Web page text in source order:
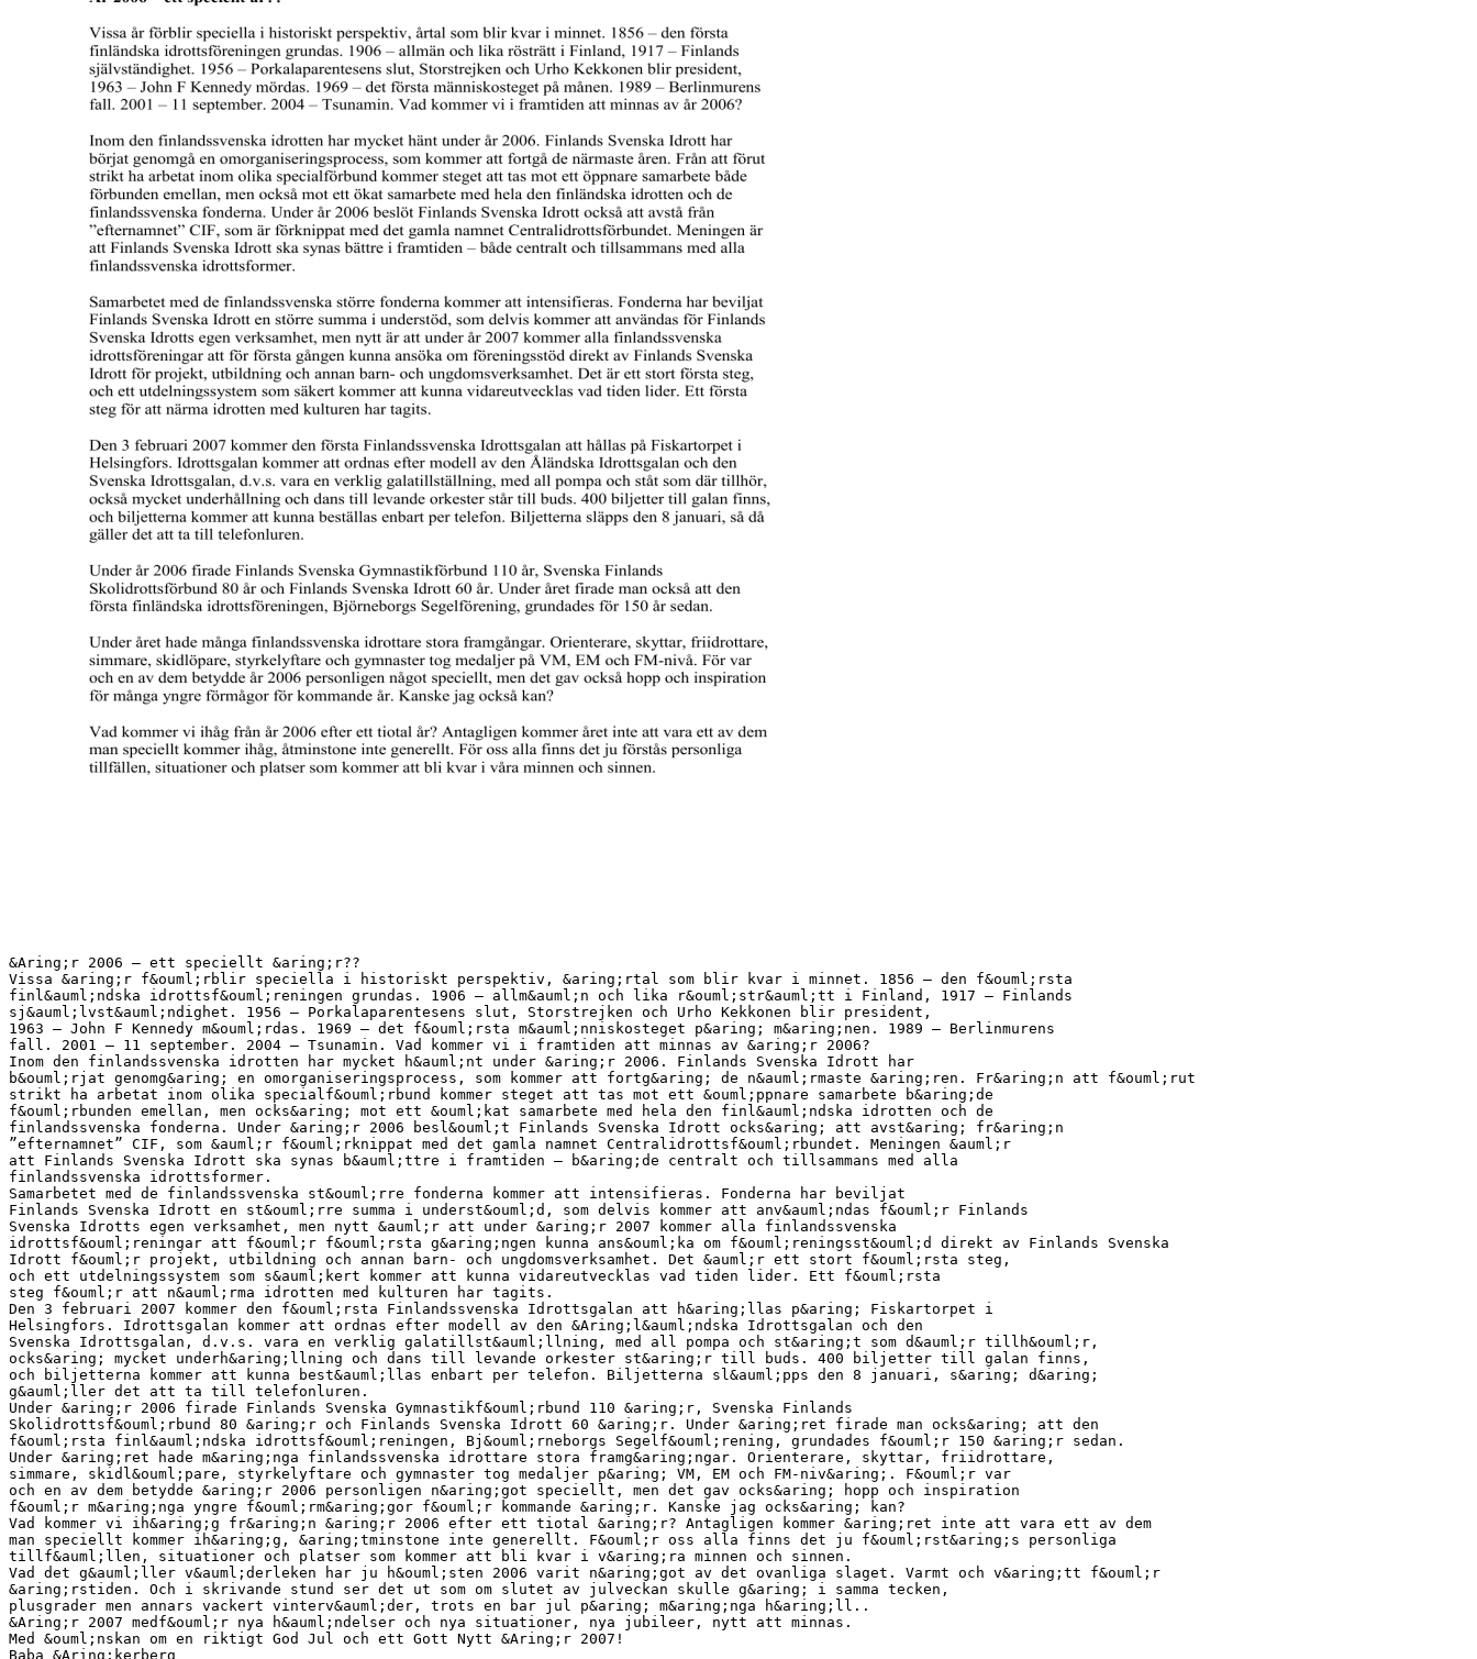
&Aring;r 2006 – ett speciellt &aring;r??
Vissa &aring;r f&ouml;rblir speciella i historiskt perspektiv, &aring;rtal som blir kvar i minnet. 1856 – den f&ouml;rsta
finl&auml;ndska idrottsf&ouml;reningen grundas. 1906 – allm&auml;n och lika r&ouml;str&auml;tt i Finland, 1917 – Finlands
sj&auml;lvst&auml;ndighet. 1956 – Porkalaparentesens slut, Storstrejken och Urho Kekkonen blir president,
1963 – John F Kennedy m&ouml;rdas. 1969 – det f&ouml;rsta m&auml;nniskosteget p&aring; m&aring;nen. 1989 – Berlinmurens
fall. 2001 – 11 september. 2004 – Tsunamin. Vad kommer vi i framtiden att minnas av &aring;r 2006?
Inom den finlandssvenska idrotten har mycket h&auml;nt under &aring;r 2006. Finlands Svenska Idrott har
b&ouml;rjat genomg&aring; en omorganiseringsprocess, som kommer att fortg&aring; de n&auml;rmaste &aring;ren. Fr&aring;n att f&ouml;rut
strikt ha arbetat inom olika specialf&ouml;rbund kommer steget att tas mot ett &ouml;ppnare samarbete b&aring;de
f&ouml;rbunden emellan, men ocks&aring; mot ett &ouml;kat samarbete med hela den finl&auml;ndska idrotten och de
finlandssvenska fonderna. Under &aring;r 2006 besl&ouml;t Finlands Svenska Idrott ocks&aring; att avst&aring; fr&aring;n
”efternamnet” CIF, som &auml;r f&ouml;rknippat med det gamla namnet Centralidrottsf&ouml;rbundet. Meningen &auml;r
att Finlands Svenska Idrott ska synas b&auml;ttre i framtiden – b&aring;de centralt och tillsammans med alla
finlandssvenska idrottsformer.
Samarbetet med de finlandssvenska st&ouml;rre fonderna kommer att intensifieras. Fonderna har beviljat
Finlands Svenska Idrott en st&ouml;rre summa i underst&ouml;d, som delvis kommer att anv&auml;ndas f&ouml;r Finlands
Svenska Idrotts egen verksamhet, men nytt &auml;r att under &aring;r 2007 kommer alla finlandssvenska
idrottsf&ouml;reningar att f&ouml;r f&ouml;rsta g&aring;ngen kunna ans&ouml;ka om f&ouml;reningsst&ouml;d direkt av Finlands Svenska
Idrott f&ouml;r projekt, utbildning och annan barn- och ungdomsverksamhet. Det &auml;r ett stort f&ouml;rsta steg,
och ett utdelningssystem som s&auml;kert kommer att kunna vidareutvecklas vad tiden lider. Ett f&ouml;rsta
steg f&ouml;r att n&auml;rma idrotten med kulturen har tagits.
Den 3 februari 2007 kommer den f&ouml;rsta Finlandssvenska Idrottsgalan att h&aring;llas p&aring; Fiskartorpet i
Helsingfors. Idrottsgalan kommer att ordnas efter modell av den &Aring;l&auml;ndska Idrottsgalan och den
Svenska Idrottsgalan, d.v.s. vara en verklig galatillst&auml;llning, med all pompa och st&aring;t som d&auml;r tillh&ouml;r,
ocks&aring; mycket underh&aring;llning och dans till levande orkester st&aring;r till buds. 400 biljetter till galan finns,
och biljetterna kommer att kunna best&auml;llas enbart per telefon. Biljetterna sl&auml;pps den 8 januari, s&aring; d&aring;
g&auml;ller det att ta till telefonluren.
Under &aring;r 2006 firade Finlands Svenska Gymnastikf&ouml;rbund 110 &aring;r, Svenska Finlands
Skolidrottsf&ouml;rbund 80 &aring;r och Finlands Svenska Idrott 60 &aring;r. Under &aring;ret firade man ocks&aring; att den
f&ouml;rsta finl&auml;ndska idrottsf&ouml;reningen, Bj&ouml;rneborgs Segelf&ouml;rening, grundades f&ouml;r 150 &aring;r sedan.
Under &aring;ret hade m&aring;nga finlandssvenska idrottare stora framg&aring;ngar. Orienterare, skyttar, friidrottare,
simmare, skidl&ouml;pare, styrkelyftare och gymnaster tog medaljer p&aring; VM, EM och FM-niv&aring;. F&ouml;r var
och en av dem betydde &aring;r 2006 personligen n&aring;got speciellt, men det gav ocks&aring; hopp och inspiration
f&ouml;r m&aring;nga yngre f&ouml;rm&aring;gor f&ouml;r kommande &aring;r. Kanske jag ocks&aring; kan?
Vad kommer vi ih&aring;g fr&aring;n &aring;r 2006 efter ett tiotal &aring;r? Antagligen kommer &aring;ret inte att vara ett av dem
man speciellt kommer ih&aring;g, &aring;tminstone inte generellt. F&ouml;r oss alla finns det ju f&ouml;rst&aring;s personliga
tillf&auml;llen, situationer och platser som kommer att bli kvar i v&aring;ra minnen och sinnen.
Vad det g&auml;ller v&auml;derleken har ju h&ouml;sten 2006 varit n&aring;got av det ovanliga slaget. Varmt och v&aring;tt f&ouml;r
&aring;rstiden. Och i skrivande stund ser det ut som om slutet av julveckan skulle g&aring; i samma tecken,
plusgrader men annars vackert vinterv&auml;der, trots en bar jul p&aring; m&aring;nga h&aring;ll..
&Aring;r 2007 medf&ouml;r nya h&auml;ndelser och nya situationer, nya jubileer, nytt att minnas.
Med &ouml;nskan om en riktigt God Jul och ett Gott Nytt &Aring;r 2007!
Baba &Aring;kerberg